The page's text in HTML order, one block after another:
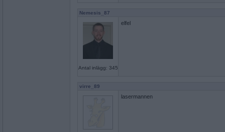
Nemesis_87
Antal inlägg: 345
elfel
virre_89
lasermannen